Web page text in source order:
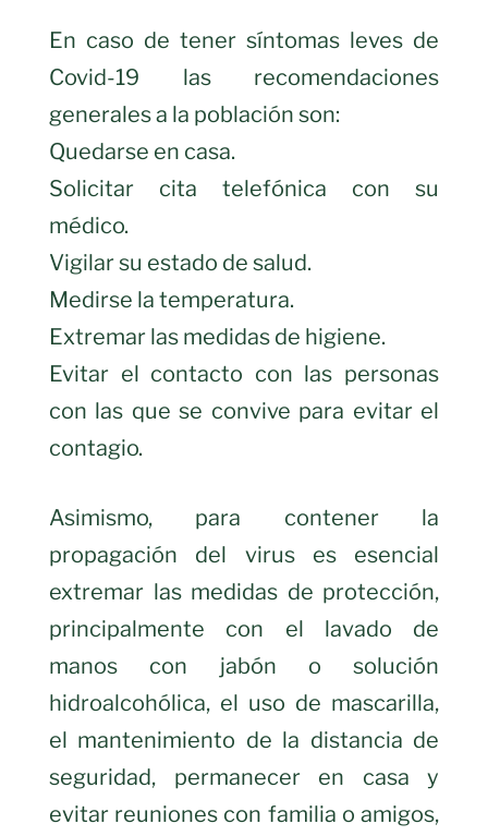
En caso de tener síntomas leves de
Covid-19 las recomendaciones
generales a la población son:
Quedarse en casa.
Solicitar cita telefónica con su
médico.
Vigilar su estado de salud.
Medirse la temperatura.
Extremar las medidas de higiene.
Evitar el contacto con las personas
con las que se convive para evitar el
contagio.
Asimismo, para contener la
propagación del virus es esencial
extremar las medidas de protección,
principalmente con el lavado de
manos con jabón o solución
hidroalcohólica, el uso de mascarilla,
el mantenimiento de la distancia de
seguridad, permanecer en casa y
evitar reuniones con familia o amigos,